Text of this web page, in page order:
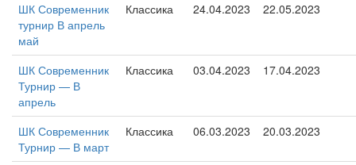
ШК Современник
турнир В апрель
май
Классика 24.04.2023 22.05.2023
ШК Современник
Турнир — В
апрель
Классика 03.04.2023 17.04.2023
ШК Современник
Турнир — В март
Классика 06.03.2023 20.03.2023